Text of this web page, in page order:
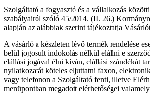
Szolgáltató a fogyasztó és a vállalkozás
szabályairól szóló 45/2014. (II. 26.)
alapján az alábbiak szerint tájékoztatja
A vásárló a készleten lévő termék rendelése
belül jogosult indokolás nélkül elállni e
elállási jogával élni kíván, elállási szándékát
nyilatkozatát köteles eljuttatni faxon,
vagy telefonon a Szolgáltató fenti, illetve
menüpontban megadott elérhetőségei